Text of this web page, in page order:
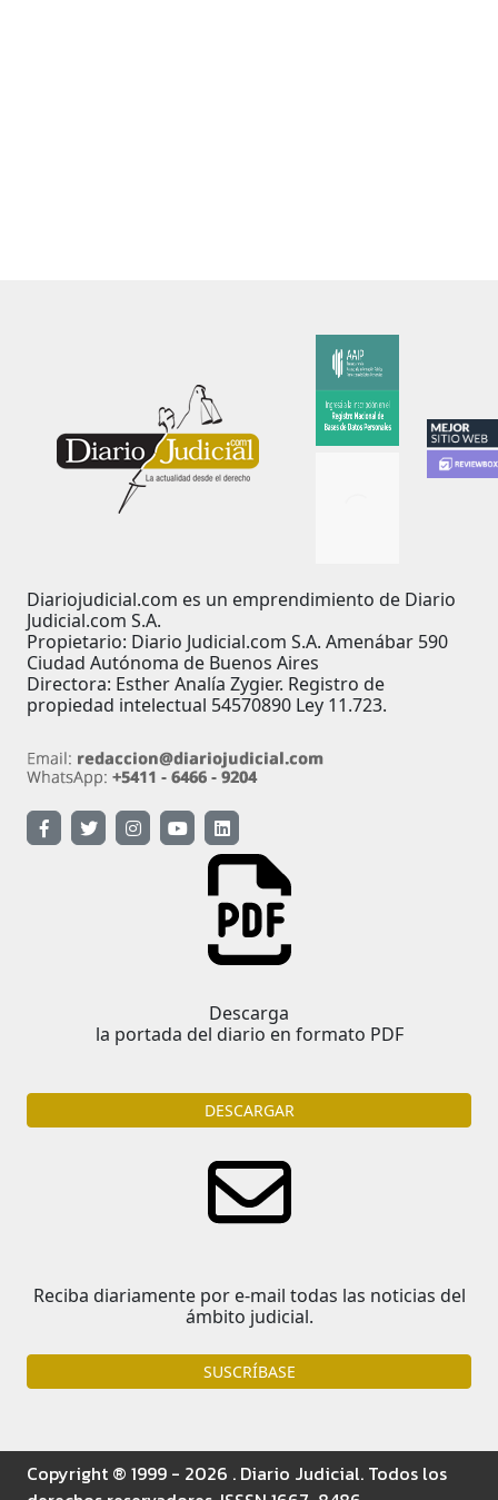
Diariojudicial.com es un emprendimiento de Diario
Judicial.com S.A.
Propietario: Diario Judicial.com S.A. Amenábar 590
Ciudad Autónoma de Buenos Aires
Directora: Esther Analía Zygier. Registro de
propiedad intelectual 54570890 Ley 11.723.
Descarga
la portada del diario en formato PDF
DESCARGAR
Reciba diariamente por e-mail todas las noticias del
ámbito judicial.
SUSCRÍBASE
Copyright ® 1999 - 2026 . Diario Judicial. Todos los